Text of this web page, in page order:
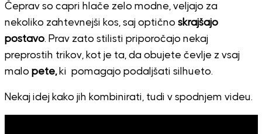
Čeprav so capri hlače zelo modne, veljajo za
nekoliko zahtevnejši kos, saj optično skrajšajo
postavo. Prav zato stilisti priporočajo nekaj
preprostih trikov, kot je ta, da obujete čevlje z vsaj
malo pete,ki pomagajo podaljšati silhueto.
Nekaj idej kako jih kombinirati, tudi v spodnjem videu.